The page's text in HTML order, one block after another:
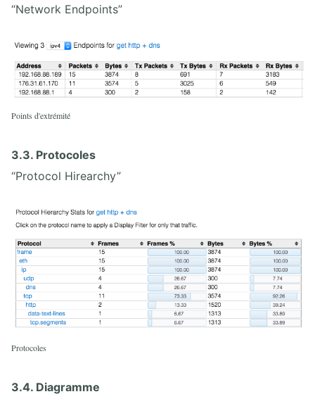
“Network Endpoints”
Points d'extrémité
3.3. Protocoles
“Protocol Hirearchy”
Protocoles
3.4. Diagramme